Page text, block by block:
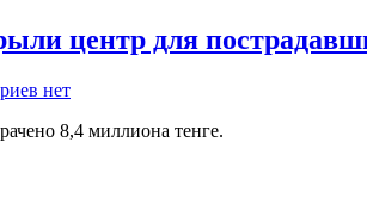
центр для
нет
8,4 миллиона тенге.